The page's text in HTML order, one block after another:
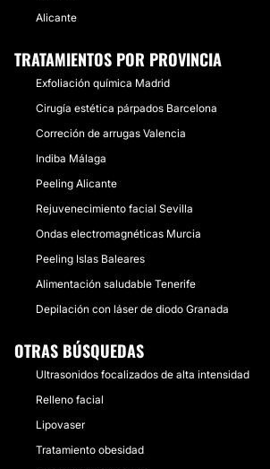
Alicante
TRATAMIENTOS POR PROVINCIA
Exfoliación química Madrid
Cirugía estética párpados Barcelona
Correción de arrugas Valencia
Indiba Málaga
Peeling Alicante
Rejuvenecimiento facial Sevilla
Ondas electromagnéticas Murcia
Peeling Islas Baleares
Alimentación saludable Tenerife
Depilación con láser de diodo Granada
OTRAS BÚSQUEDAS
Ultrasonidos focalizados de alta intensidad
Relleno facial
Lipovaser
Tratamiento obesidad